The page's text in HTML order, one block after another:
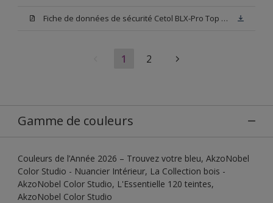
Fiche de données de sécurité Cetol BLX-Pro Top Base TU
1 2
Gamme de couleurs
Couleurs de l’Année 2026 – Trouvez votre bleu, AkzoNobel
Color Studio - Nuancier Intérieur, La Collection bois -
AkzoNobel Color Studio, L'Essentielle 120 teintes,
AkzoNobel Color Studio